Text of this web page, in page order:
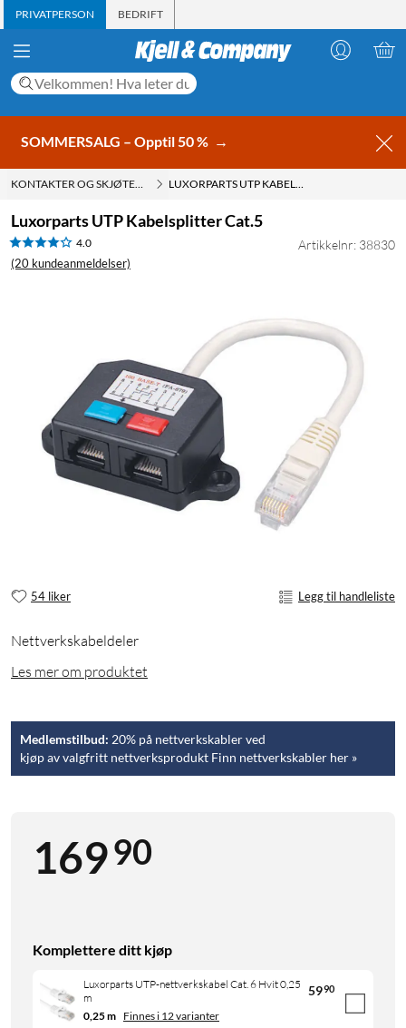
PRIVATPERSON BEDRIFT
SOMMERSALG – Opptil 50 % →
KONTAKTER OG SKJØTESTYKKER FOR FTP- OG UTP-KABLER
LUXORPARTS UTP KABELSPLITTER CAT.5
Luxorparts UTP Kabelsplitter Cat.5
4.0
(20 kundeanmeldelser)
Artikkelnr: 38830
54 liker Legg til handleliste
Nettverkskabeldeler
Les mer om produktet
Medlemstilbud: 20% på nettverkskabler ved
kjøp av valgfritt nettverksprodukt Finn nettverkskabler her »
16990
Komplettere ditt kjøp
Luxorparts UTP-nettverkskabel Cat. 6 Hvit 0,25
m
5990
0,25 m Finnes i 12 varianter